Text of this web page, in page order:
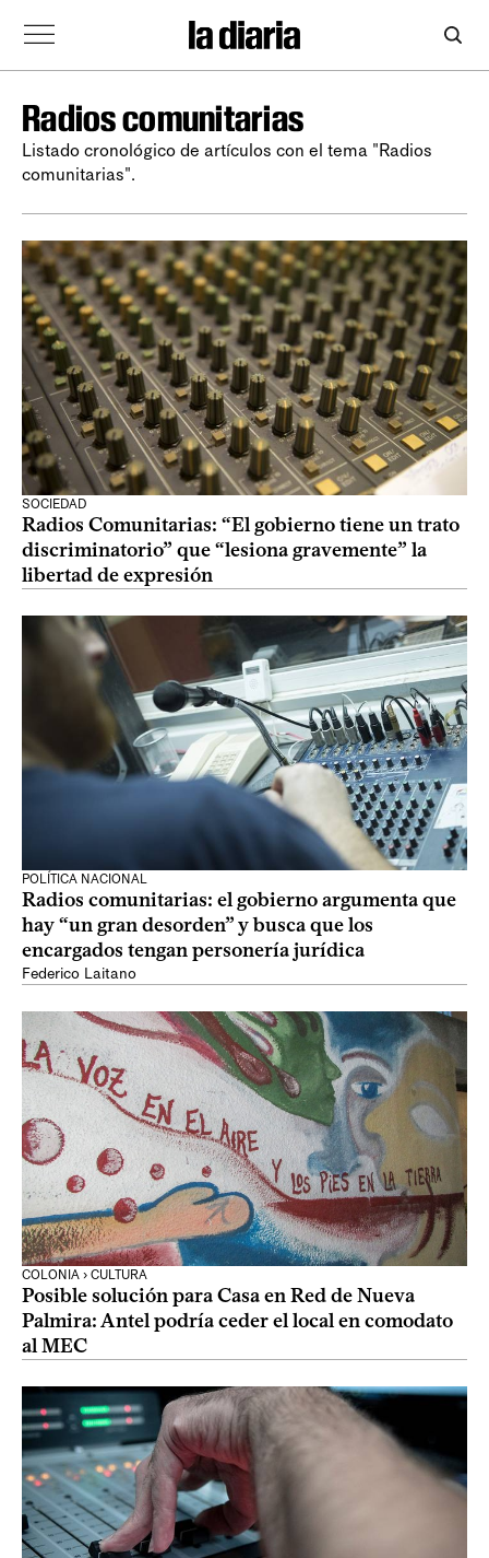
Radios comunitarias
Listado cronológico de artículos con el tema "Radios
comunitarias".
SOCIEDAD
Radios Comunitarias: “El gobierno tiene un trato
discriminatorio” que “lesiona gravemente” la
libertad de expresión
POLÍTICA NACIONAL
Radios comunitarias: el gobierno argumenta que
hay “un gran desorden” y busca que los
encargados tengan personería jurídica
Federico Laitano
COLONIA › CULTURA
Posible solución para Casa en Red de Nueva
Palmira: Antel podría ceder el local en comodato
al MEC